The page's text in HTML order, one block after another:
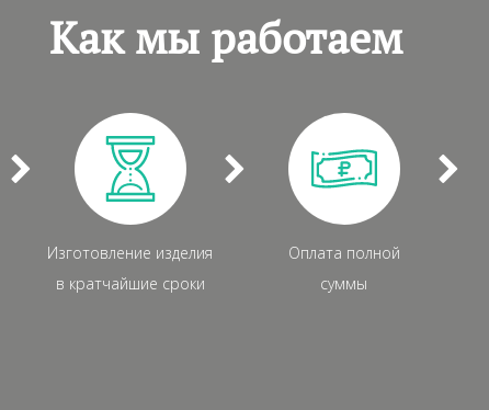
Как мы работаем
Изготовление изделия
в кратчайшие сроки
Оплата полной
суммы